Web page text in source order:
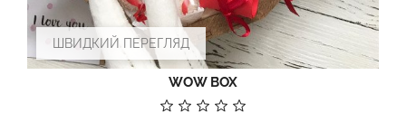
ШВИДКИЙ ПЕРЕГЛЯД
WOW BOX